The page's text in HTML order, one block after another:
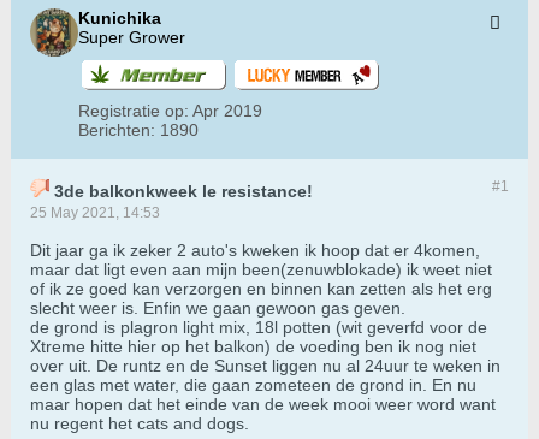
Kunichika
Super Grower
Registratie op: Apr 2019
Berichten: 1890
#1
3de balkonkweek le resistance!
25 May 2021, 14:53
Dit jaar ga ik zeker 2 auto's kweken ik hoop dat er 4komen,
maar dat ligt even aan mijn been(zenuwblokade) ik weet niet
of ik ze goed kan verzorgen en binnen kan zetten als het erg
slecht weer is. Enfin we gaan gewoon gas geven.
de grond is plagron light mix, 18l potten (wit geverfd voor de
Xtreme hitte hier op het balkon) de voeding ben ik nog niet
over uit. De runtz en de Sunset liggen nu al 24uur te weken in
een glas met water, die gaan zometeen de grond in. En nu
maar hopen dat het einde van de week mooi weer word want
nu regent het cats and dogs.